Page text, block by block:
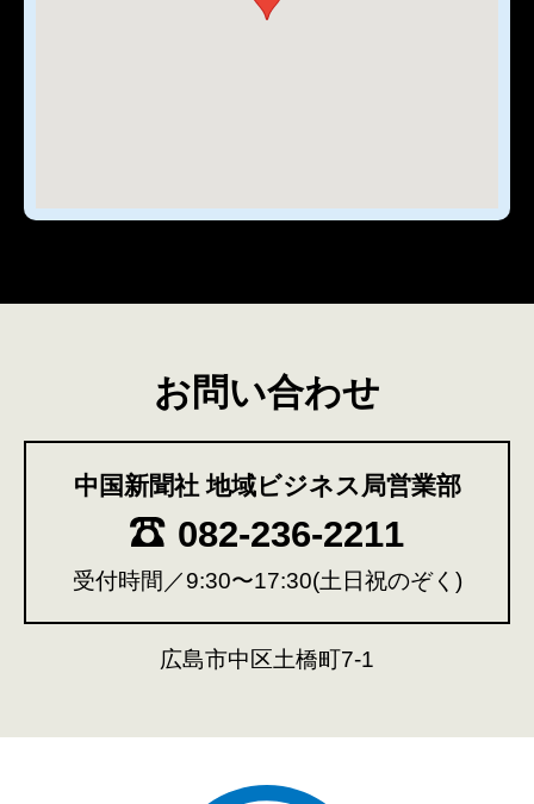
お問い合わせ
中国新聞社 地域ビジネス局営業部
082-236-2211
受付時間／9:30〜17:30(土日祝のぞく)
広島市中区土橋町7-1